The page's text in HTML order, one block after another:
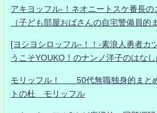
アキヨッフル-！ネオニートスケ番長の
（子ども部屋おばさんの自宅警備員的
[ヨシヨシロッフル-！！-素浪人勇者カ
うこそYOUKO！のナンノ洋子のはな
モリッフル！ 50代無職独身的まと
トの杜 モリッフル